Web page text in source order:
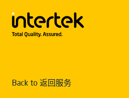
Back to 返回服务